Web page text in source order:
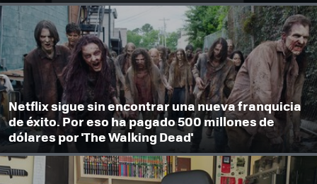
Netflix sigue sin encontrar una nueva franquicia
de éxito. Por eso ha pagado 500 millones de
dólares por 'The Walking Dead'